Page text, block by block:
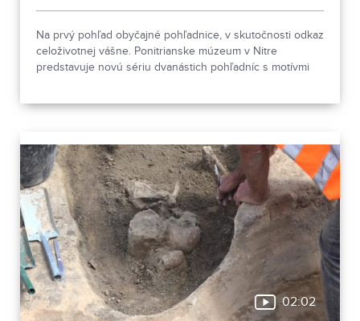
Na prvý pohľad obyčajné pohľadnice, v skutočnosti odkaz
celoživotnej vášne. Ponitrianske múzeum v Nitre
predstavuje novú sériu dvanástich pohľadníc s motívmi
odchode.
02:02